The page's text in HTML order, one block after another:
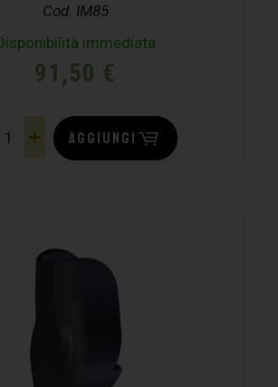
Cod. IM85
immediata
91,50 €
AGGIUNGI